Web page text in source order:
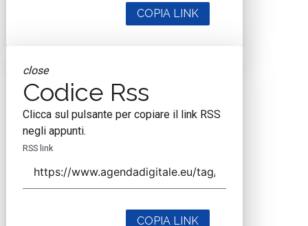
COPIA LINK
close
Codice Rss
Clicca sul pulsante per copiare il link RSS
negli appunti.
RSS link
COPIA LINK